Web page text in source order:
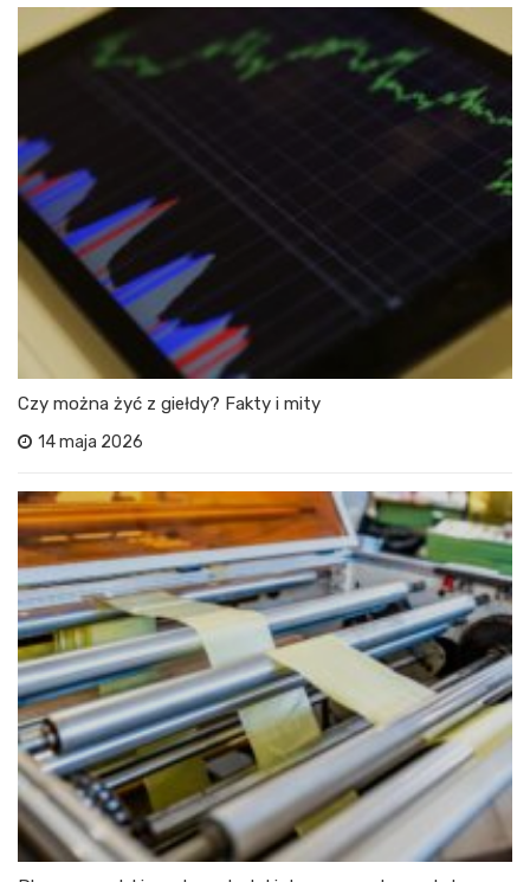
Czy można żyć z giełdy? Fakty i mity
14 maja 2026